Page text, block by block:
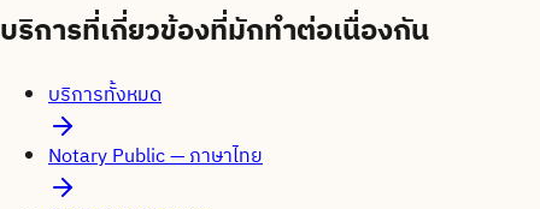
บริการที่เกี่ยวข้องที่มักทำต่อเนื่องกัน
บริการทั้งหมด
Notary Public — ภาษาไทย